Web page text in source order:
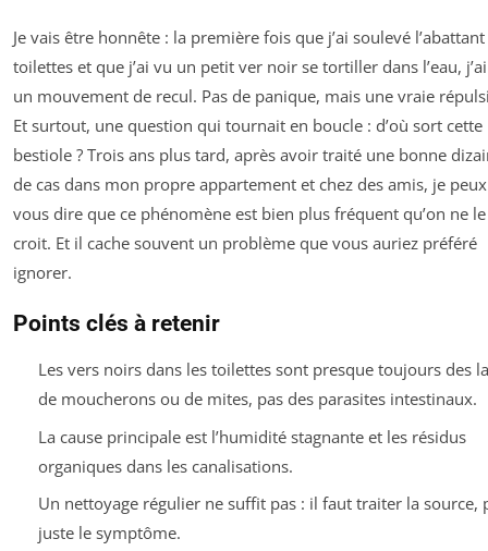
Je vais être honnête : la première fois que j’ai soulevé
toilettes et que j’ai vu un petit ver noir se tortiller dans l’eau,
un mouvement de recul. Pas de panique, mais une vraie
Et surtout, une question qui tournait en boucle : d’où sort cette
bestiole ? Trois ans plus tard, après avoir traité une bonne
de cas dans mon propre appartement et chez des amis, je peux
vous dire que ce phénomène est bien plus fréquent qu’on ne le
croit. Et il cache souvent un problème que vous auriez préféré
ignorer.
Points clés à retenir
Les vers noirs dans les toilettes sont presque toujours des
de moucherons ou de mites, pas des parasites intestinaux.
La cause principale est l’humidité stagnante et les résidus
organiques dans les canalisations.
Un nettoyage régulier ne suffit pas : il faut traiter la source,
juste le symptôme.